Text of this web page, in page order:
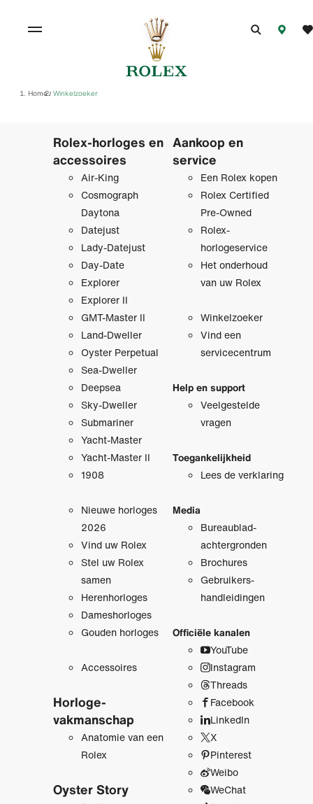
Home/ Winkelzoeker
Rolex-horloges en
accessoires
Air-King
Cosmograph
Daytona
Datejust
Lady-Datejust
Day-Date
Explorer
Explorer II
GMT-Master II
Land-Dweller
Oyster Perpetual
Sea-Dweller
Deepsea
Sky-Dweller
Submariner
Yacht-Master
Yacht-Master II
1908
Nieuwe horloges
2026
Vind uw Rolex
Stel uw Rolex
samen
Herenhorloges
Dameshorloges
Gouden horloges
Accessoires
Horloge­
vakmanschap
Anatomie van een
Rolex
Oyster Story
Aankoop en
service
Een Rolex kopen
Rolex Certified
Pre‑Owned
Rolex-
horlogeservice
Het onderhoud
van uw Rolex
Winkelzoeker
Vind een
servicecentrum
Help en support
Veelgestelde
vragen
Toegankelijkheid
Lees de verklaring
Media
Bureaublad­
achtergronden
Brochures
Gebruikers­
handleidingen
Officiële kanalen
YouTube
Instagram
Threads
Facebook
LinkedIn
X
Pinterest
Weibo
WeChat